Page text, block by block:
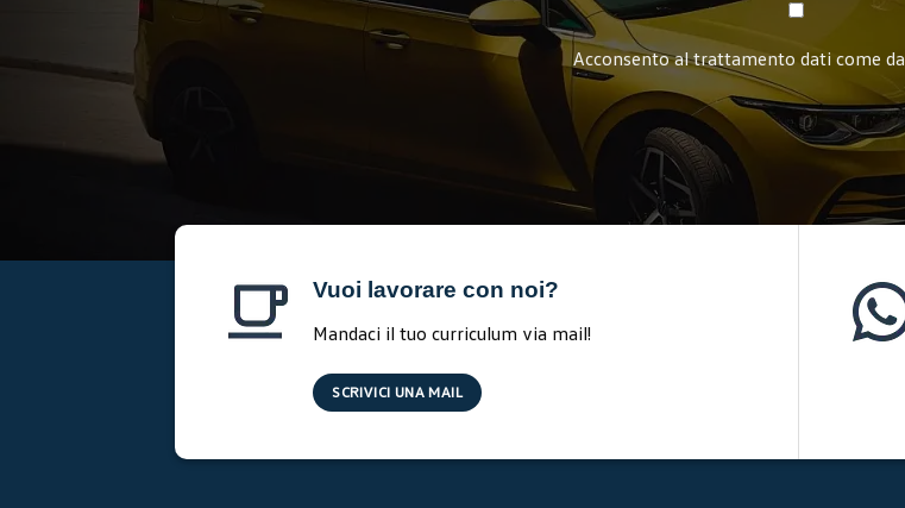
Acconsento al trattamento dati come da
Vuoi lavorare con noi?
Mandaci il tuo curriculum via mail!
SCRIVICI UNA MAIL